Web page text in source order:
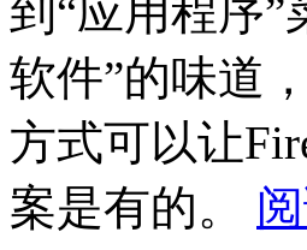
到“应用程序”
软件”的味道
方式可以让
案是有的。